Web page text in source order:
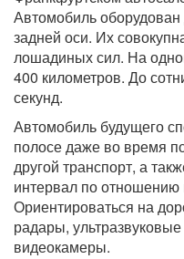
Автомобиль
задней оси. Их
лошадиных сил. На
400 километров. До
секунд.
Автомобиль будущего
полосе даже во время
другой транспорт, а
интервал по
Ориентироваться на
радары,
видеокамеры.